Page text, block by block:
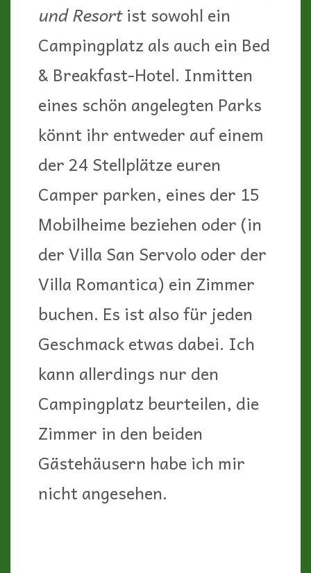
und Resortist sowohl ein
Campingplatz als auch ein Bed
& Breakfast-Hotel. Inmitten
eines schön angelegten Parks
könnt ihr entweder auf einem
der 24 Stellplätze euren
Camper parken, eines der 15
Mobilheime beziehen oder (in
der Villa San Servolo oder der
Villa Romantica) ein Zimmer
buchen. Es ist also für jeden
Geschmack etwas dabei. Ich
kann allerdings nur den
Campingplatz beurteilen, die
Zimmer in den beiden
Gästehäusern habe ich mir
nicht angesehen.